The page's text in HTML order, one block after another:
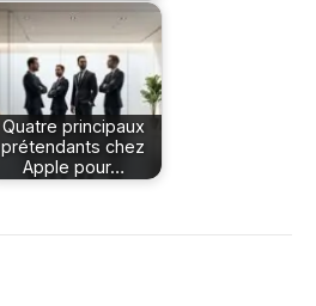
Quatre principaux
prétendants chez
Apple pour…